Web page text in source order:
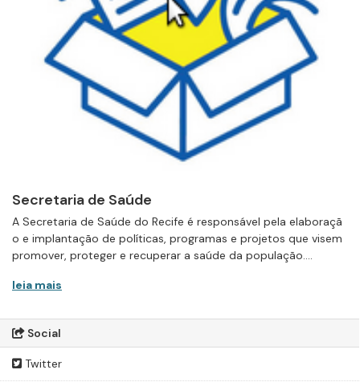
Secretaria de Saúde
A Secretaria de Saúde do Recife é responsável pela elaboraçã
o e implantação de políticas, programas e projetos que visem
promover, proteger e recuperar a saúde da população....
leia mais
Social
Twitter